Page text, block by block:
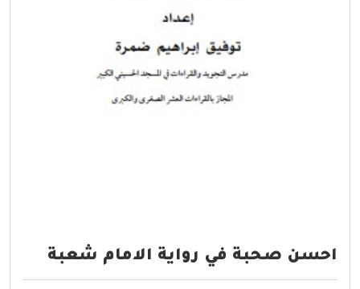
احسن صحبة في رواية الامام شعبة